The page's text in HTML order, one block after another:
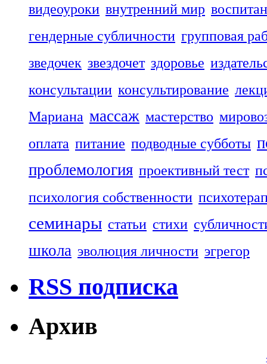
видеоуроки внутренний мир
гендерные субличности групповая
зведочек звездочет здоровье
консультации консультирование
Мариана массаж мастерство
оплата питание подводные субботы
проблемология проективный тест
психология собственности
семинары статьи стихи
школа эволюция личности эгрегор
RSS подписка
Архив